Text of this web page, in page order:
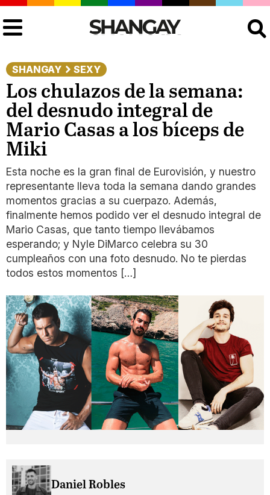
SHANGAY SEXY
Los chulazos de la semana:
del desnudo integral de
Mario Casas a los bíceps de
Miki
Esta noche es la gran final de Eurovisión, y nuestro
representante lleva toda la semana dando grandes
momentos gracias a su cuerpazo. Además,
finalmente hemos podido ver el desnudo integral de
Mario Casas, que tanto tiempo llevábamos
esperando; y Nyle DiMarco celebra su 30
cumpleaños con una foto desnudo. No te pierdas
todos estos momentos […]
Daniel Robles